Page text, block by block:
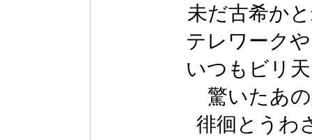
未だ古希か
テレワーク
いつもビリ
驚いたあ
徘徊とうわ